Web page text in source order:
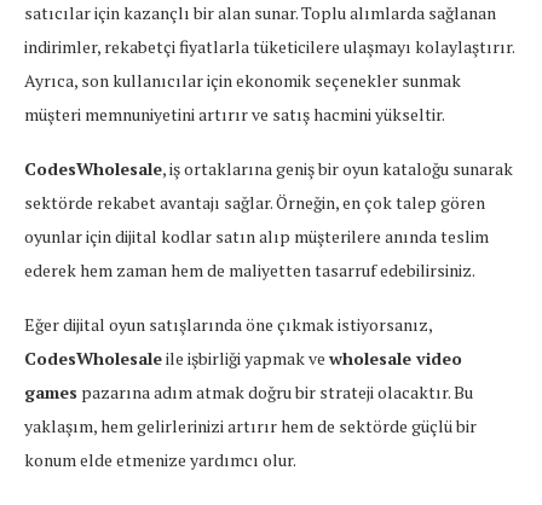
satıcılar için kazançlı bir alan sunar. Toplu alımlarda sağlanan
indirimler, rekabetçi fiyatlarla tüketicilere ulaşmayı kolaylaştırır.
Ayrıca, son kullanıcılar için ekonomik seçenekler sunmak
müşteri memnuniyetini artırır ve satış hacmini yükseltir.
CodesWholesale, iş ortaklarına geniş bir oyun kataloğu sunarak
sektörde rekabet avantajı sağlar. Örneğin, en çok talep gören
oyunlar için dijital kodlar satın alıp müşterilere anında teslim
ederek hem zaman hem de maliyetten tasarruf edebilirsiniz.
Eğer dijital oyun satışlarında öne çıkmak istiyorsanız,
CodesWholesaleile işbirliği yapmak ve wholesale video
games pazarına adım atmak doğru bir strateji olacaktır. Bu
yaklaşım, hem gelirlerinizi artırır hem de sektörde güçlü bir
konum elde etmenize yardımcı olur.